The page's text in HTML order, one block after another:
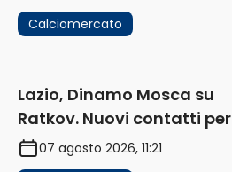
Calciomercato
Lazio, Dinamo Mosca su
Ratkov. Nuovi contatti per
Pinamonti
07 agosto 2026, 11:21